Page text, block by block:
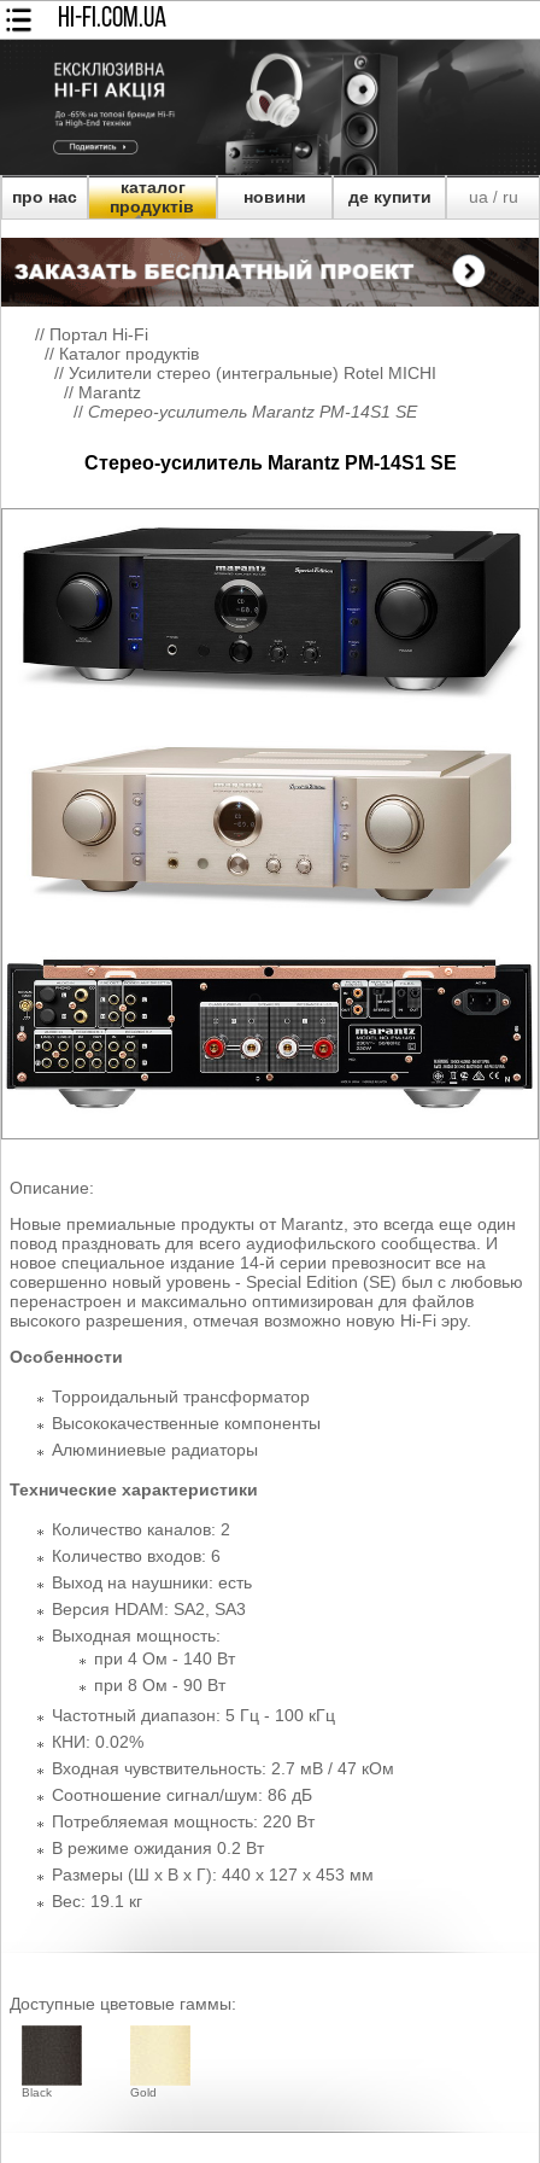
HI-FI.COM.UA
про нас
каталог
продуктів
новини де купити ua/ ru
// Портал Hi-Fi
// Каталог продуктів
// Усилители стерео (интегральные) Rotel MICHI
// Marantz
// Стерео-усилитель Marantz PM-14S1 SE
Стерео-усилитель Marantz PM-14S1 SE
Описание:
Новые премиальные продукты от Marantz, это всегда еще один
повод праздновать для всего аудиофильского сообщества. И
новое специальное издание 14-й серии превозносит все на
совершенно новый уровень - Special Edition (SE) был с любовью
перенастроен и максимально оптимизирован для файлов
высокого разрешения, отмечая возможно новую Hi-Fi эру.
Особенности
Торроидальный трансформатор
Высококачественные компоненты
Алюминиевые радиаторы
Технические характеристики
Количество каналов: 2
Количество входов: 6
Выход на наушники: есть
Версия HDAM: SA2, SA3
Выходная мощность:
при 4 Ом - 140 Вт
при 8 Ом - 90 Вт
Частотный диапазон: 5 Гц - 100 кГц
КНИ: 0.02%
Входная чувствительность: 2.7 мВ / 47 кОм
Соотношение сигнал/шум: 86 дБ
Потребляемая мощность: 220 Вт
В режиме ожидания 0.2 Вт
Размеры (Ш x В x Г): 440 x 127 x 453 мм
Вес: 19.1 кг
Доступные цветовые гаммы:
Black Gold